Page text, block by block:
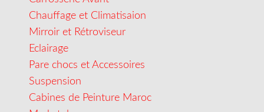
Chauffage et Climatisaion
Mirroir et Rétroviseur
Eclairage
Pare chocs et Accessoires
Suspension
Cabines de Peinture Maroc